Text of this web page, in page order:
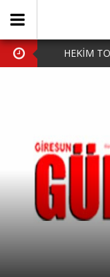
HEKİM
HARUN